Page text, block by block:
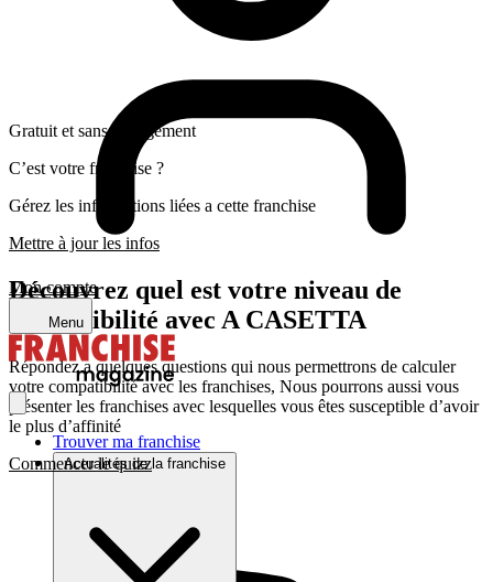
Mon compte
Menu
Trouver ma franchise
Actualités de la franchise
Gratuit et sans engagement
C’est votre franchise ?
Gérez les informations liées a cette franchise
Mettre à jour les infos
Découvrez quel est votre niveau de
compatibilité avec A CASETTA
Répondez a quelques questions qui nous permettrons de calculer
votre compatibilité avec les franchises, Nous pourrons aussi vous
présenter les franchises avec lesquelles vous êtes susceptible d’avoir
le plus d’affinité
Commencer le quizz